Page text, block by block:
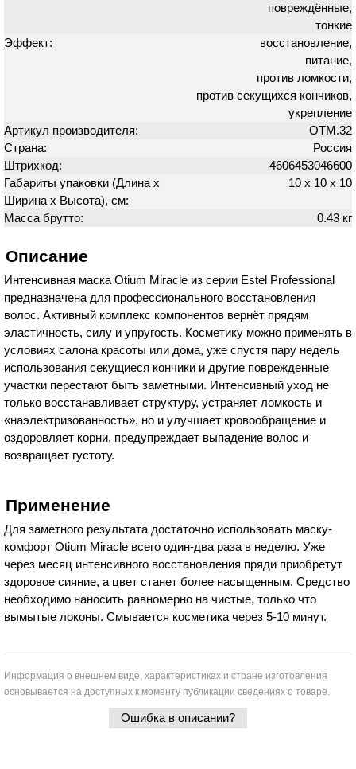
повреждённые,
тонкие
Эффект:
восстановление,
питание,
против ломкости,
против секущихся кончиков,
укрепление
Артикул производителя:
OTM.32
Страна:
Россия
Штрихкод:
4606453046600
Габариты упаковки (Длина х
Ширина х Высота), см:
10 х 10 х 10
Масса брутто: 0.43 кг
Описание
Интенсивная маска Otium Miracle из серии Estel Professional
предназначена для профессионального восстановления
волос. Активный комплекс компонентов вернёт прядям
эластичность, силу и упругость. Косметику можно применять в
условиях салона красоты или дома, уже спустя пару недель
использования секущиеся кончики и другие поврежденные
участки перестают быть заметными. Интенсивный уход не
только восстанавливает структуру, устраняет ломкость и
«наэлектризованность», но и улучшает кровообращение и
оздоровляет корни, предупреждает выпадение волос и
возвращает густоту.
Применение
Для заметного результата достаточно использовать маску-
комфорт Otium Miracle всего один-два раза в неделю. Уже
через месяц интенсивного восстановления пряди приобретут
здоровое сияние, а цвет станет более насыщенным. Средство
необходимо наносить равномерно на чистые, только что
вымытые локоны. Смывается косметика через 5-10 минут.
Информация о внешнем виде, характеристиках и стране изготовления
основывается на доступных к моменту публикации сведениях о товаре.
Ошибка в описании?